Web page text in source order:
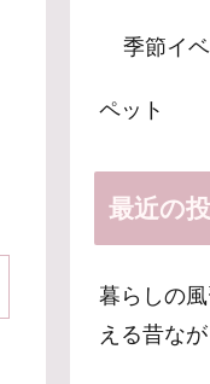
季節イ
ペット
最近の
暮らしの
える昔な